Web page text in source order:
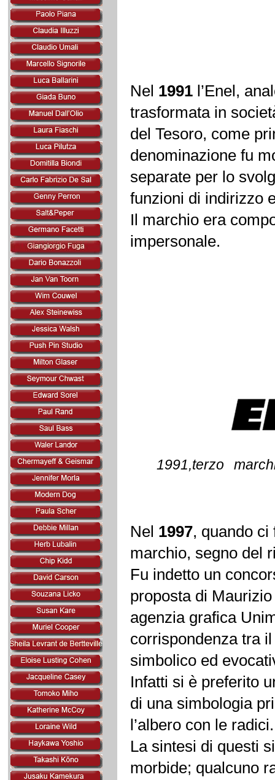
Nel 1991 l’Enel,
trasformata in
del Tesoro, come
denominazione fu
separate per lo
funzioni di indirizzo
Il marchio era
impersonale.
1991,terzo
Nel 1997, quando
marchio, segno del
Fu indetto un
proposta di
agenzia grafica
corrispondenza tra
simbolico ed
Infatti si è preferito
di una simbologia
l’albero con le radici.
La sintesi di questi
morbide; qualcuno